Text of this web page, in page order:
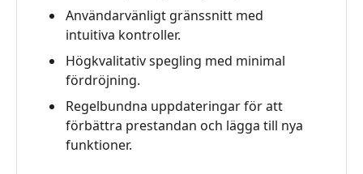
Användarvänligt gränssnitt med
intuitiva kontroller.
Högkvalitativ spegling med minimal
fördröjning.
Regelbundna uppdateringar för att
förbättra prestandan och lägga till nya
funktioner.